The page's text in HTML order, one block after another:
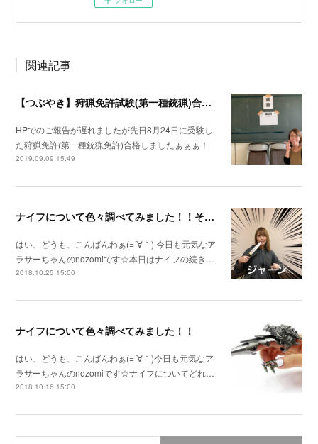
関連記事
【つぶやき】狩猟免許試験(第一種銃猟)合格しました！
HPでのご報告が遅れましたが先日8月24日に受験し
た狩猟免許(第一種銃猟免許)合格しましたぁぁぁ！
2019.09.09 15:49
ナイフについて色々調べてみました！！その２
はい、どうも、こんばんわぁ(=´∀｀) 今日も元気なア
ラサーちゃんのnozomiです☆本日はナイフの続き…
2018.10.25 15:00
ナイフについて色々調べてみました！！
はい、どうも、こんばんわぁ(=´∀｀)今日も元気なア
ラサーちゃんのnozomiです☆ナイフについてどれ…
2018.10.16 15:00